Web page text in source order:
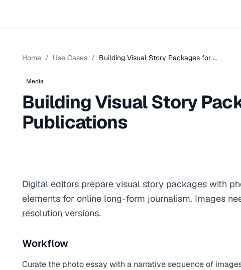
Home / Use Cases / Building Visual Story Packages for …
Media
Building Visual Story
Publications
Digital editors prepare visual story packages with
elements for online long-form journalism. Images
resolution versions.
Workflow
Curate the photo essay with a narrative sequence of